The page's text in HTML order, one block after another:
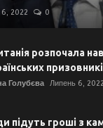
2022 0
розпочала
Голубєва Липень 6, 2022
підуть гроші з